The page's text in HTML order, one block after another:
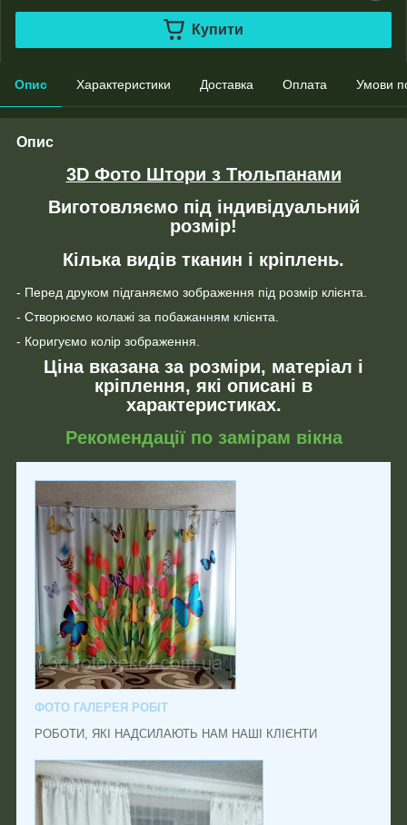
Купити
Опис Характеристики Доставка Оплата Умови
Опис
3D Фото Штори з Тюльпанами
Виготовляємо під індивідуальний
розмір!
Кілька видів тканин і кріплень.
- Перед друком підганяємо зображення під розмір клієнта.
- Створюємо колажі за побажанням клієнта.
- Коригуємо колір зображення.
Ціна вказана за розміри, матеріал і
кріплення, які описані в
характеристиках.
Рекомендації по замірам вікна
ФОТО ГАЛЕРЕЯ РОБІТ
РОБОТИ, ЯКІ НАДСИЛАЮТЬ НАМ НАШІ КЛІЄНТИ